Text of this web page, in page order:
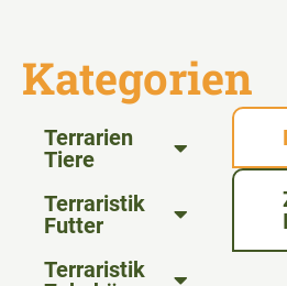
Kategorien
Terrarien
Tiere
Terraristik
Futter
Terraristik